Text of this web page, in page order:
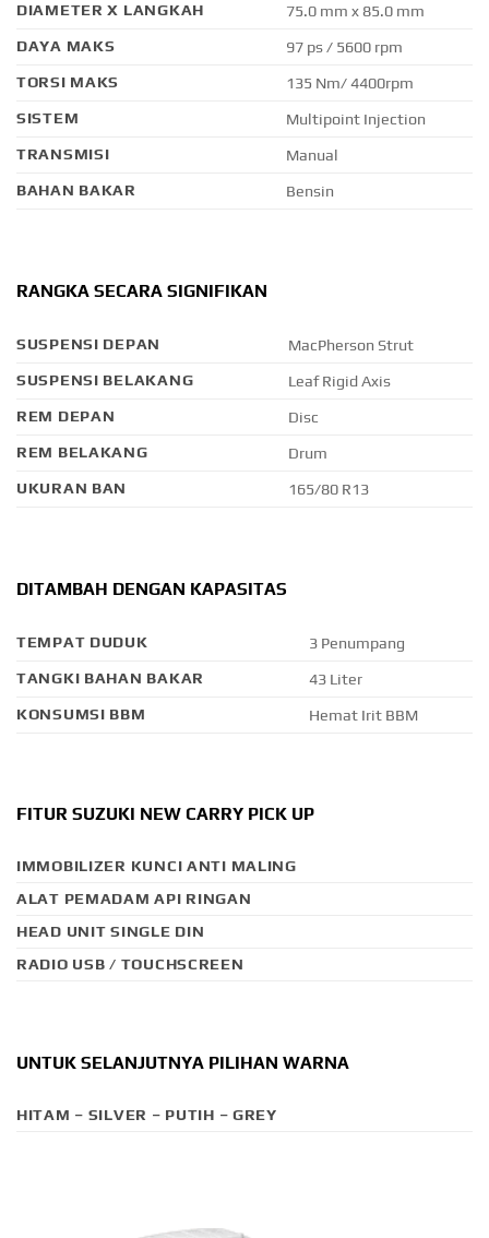
DIAMETER X LANGKAH
75.0 mm x 85.0 mm
DAYA MAKS
97 ps / 5600 rpm
TORSI MAKS
135 Nm/ 4400rpm
SISTEM
Multipoint Injection
TRANSMISI
Manual
BAHAN BAKAR
Bensin
RANGKA SECARA SIGNIFIKAN
SUSPENSI DEPAN
MacPherson Strut
SUSPENSI BELAKANG
Leaf Rigid Axis
REM DEPAN
Disc
REM BELAKANG
Drum
UKURAN BAN
165/80 R13
DITAMBAH DENGAN KAPASITAS
TEMPAT DUDUK
3 Penumpang
TANGKI BAHAN BAKAR
43 Liter
KONSUMSI BBM
Hemat Irit BBM
FITUR SUZUKI NEW CARRY PICK UP
IMMOBILIZER KUNCI ANTI MALING
ALAT PEMADAM API RINGAN
HEAD UNIT SINGLE DIN
RADIO USB / TOUCHSCREEN
UNTUK SELANJUTNYA PILIHAN WARNA
HITAM – SILVER – PUTIH – GREY